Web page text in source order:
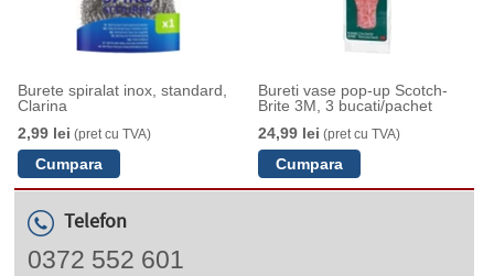
Burete spiralat inox, standard,
Clarina
2,99 lei (pret cu TVA)
Bureti vase pop-up Scotch-
Brite 3M, 3 bucati/pachet
24,99 lei (pret cu TVA)
Telefon
0372 552 601